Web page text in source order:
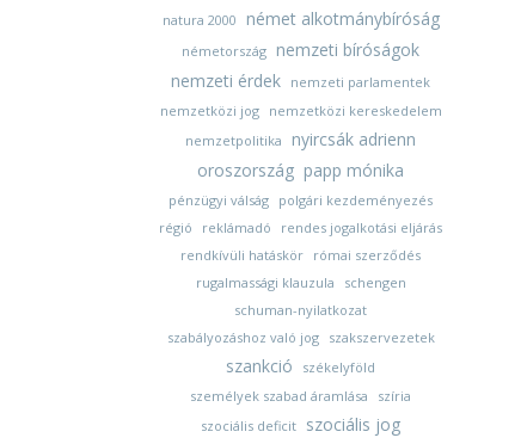
natura 2000
német alkotmánybíróság
németország nemzeti bíróságok
nemzeti érdek nemzeti parlamentek
nemzetközi jog
nemzetközi kereskedelem
nemzetpolitika
nyircsák adrienn
oroszország papp mónika
pénzügyi válság polgári kezdeményezés
régió
reklámadó
rendes jogalkotási eljárás
rendkívüli hatáskör római szerződés
rugalmassági klauzula
schengen
schuman-nyilatkozat
szabályozáshoz való jog
szakszervezetek
szankció
székelyföld
személyek szabad áramlása
szíria
szociális deficit szociális jog